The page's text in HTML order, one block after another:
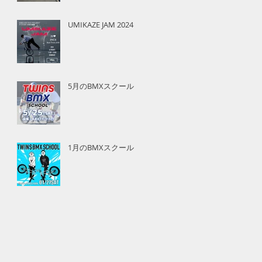
UMIKAZE JAM 2024
5月のBMXスクール
1月のBMXスクール